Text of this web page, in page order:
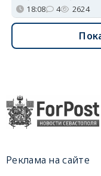
18:08 4 2624
Реклама на сайте